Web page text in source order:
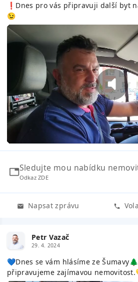
❗️Dnes pro vás připravuji další byt
😉
Sledujte mou nabídku
Odkaz ZDE
Napsat zprávu
Petr Vazač
29. 4. 2024
💙Dnes se vám hlásíme ze
připravujeme zajímavou